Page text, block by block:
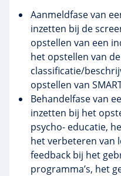
Aanmeldfase van
inzetten bij de
opstellen van een
het opstellen van de
classificatie/
opstellen van
Behandelfase van
inzetten bij het
psycho- educatie,
het verbeteren van
feedback bij het
programma’s, het